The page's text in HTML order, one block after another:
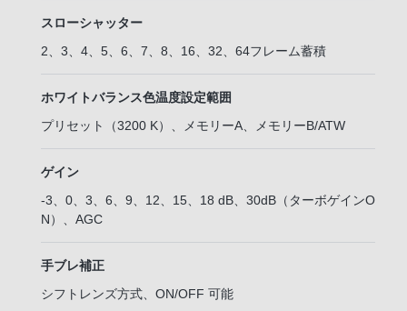
スローシャッター
2、3、4、5、6、7、8、16、32、64フレーム蓄積
ホワイトバランス色温度設定範囲
プリセット（3200 K）、メモリーA、メモリーB/ATW
ゲイン
-3、0、3、6、9、12、15、18 dB、30dB（ターボゲインO
N）、AGC
手ブレ補正
シフトレンズ方式、ON/OFF 可能